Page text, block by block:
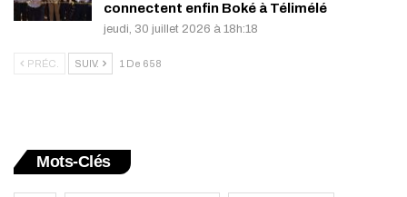
connectent enfin Boké à Télimélé
jeudi, 30 juillet 2026 à 18h:18
PRÉC. SUIV. 1 De 658
Mots-Clés